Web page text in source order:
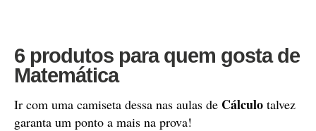
6 produtos para quem gosta de
Matemática
Ir com uma camiseta dessa nas aulas de Cálculo talvez
garanta um ponto a mais na prova!